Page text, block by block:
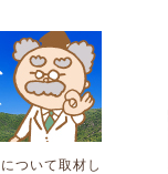
ついて取材し